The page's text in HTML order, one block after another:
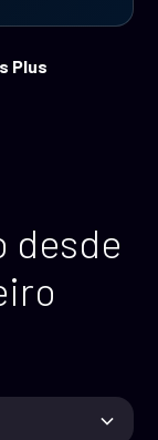
Plus
desde